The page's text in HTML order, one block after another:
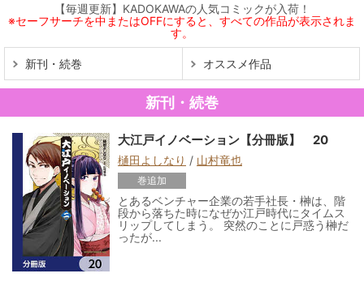
【毎週更新】KADOKAWAの人気コミックが入荷！
※セーフサーチを中またはOFFにすると、すべての作品が表示されま
す。
新刊・続巻 オススメ作品
新刊・続巻
大江戸イノベーション【分冊版】 20
樋田よしなり / 山村竜也
巻追加
とあるベンチャー企業の若手社長・榊は、階
段から落ちた時になぜか江戸時代にタイムス
リップしてしまう。 突然のことに戸惑う榊だ
ったが...